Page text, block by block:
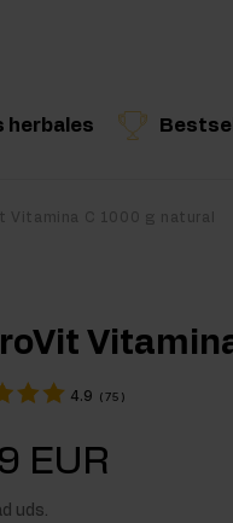
recomendado
Producto
herbales
Vitamina C 1000 g natural
4.9 (75 )
EUR
uds.